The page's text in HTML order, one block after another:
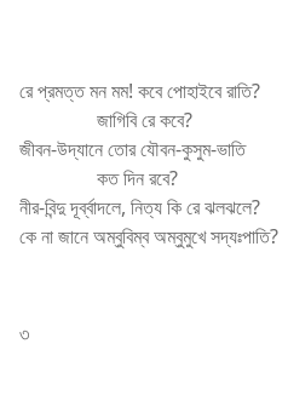
রে প্রমত্ত মন মম! কবে পোহাইবে রাতি?
জাগিবি রে কবে?
জীবন-উদ্যানে তোর যৌবন-কুসুম-ভাতি
কত দিন রবে?
নীর-বিন্দু দূর্ব্বাদলে, নিত্য কি রে ঝলঝলে?
কে না জানে অম্বুবিম্বঅম্বুমুখে সদ্যঃপাতি?
৩